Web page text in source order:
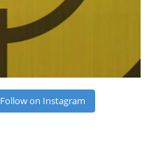
Follow on Instagram